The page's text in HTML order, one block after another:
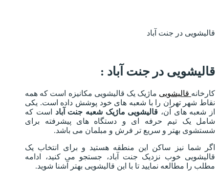
قالیشویی در جنت آباد
قالیشویی در جنت آباد :
کارخانه قالیشویی ماژیک یک قالیشویی مکانیزه است که همه
نقاط شهر تهران را با شعبه های خود پوشش داده است. یکی
از شعبه های آن، قالیشویی ماژیک شعبه جنت آباد است که
شامل یک تیم حرفه ای و دستگاه های پیشرفته برای
شستشوی بهتر و سریع تر فرش و مبلمان می باشد.
اگر شما نیز ساکن این منطقه هستید و برای انتخاب یک
قالیشویی خوب نزدیک جنت آباد، جستجو می کنید، ادامه
مطلب را مطالعه نمایید تا با این قالیشویی بهتر آشنا شوید.